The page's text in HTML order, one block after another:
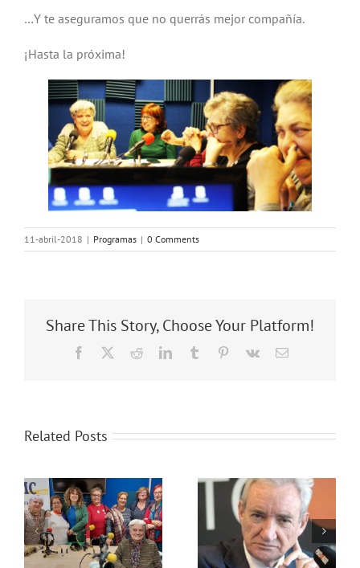
…Y te aseguramos que no querrás mejor compañía.
¡Hasta la próxima!
11-abril-2018 | Programas | 0 Comments
Share This Story, Choose Your Platform!
Facebook RedditLinkedInTumblr Pinterest
Vk Email
Related Posts
Con Mayor Voz:
Luis del Olmo
Con Mayor Voz:
Teatro